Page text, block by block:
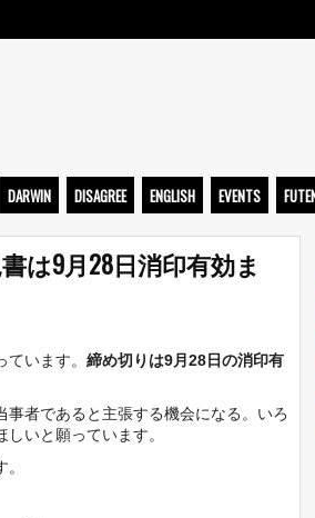
DARWIN DISAGREE ENGLISH EVENTS
は9月28日消印有効ま
います。 締め切りは9月28日の消印有
者であると主張する機会になる。いろ
いと願っています。
。